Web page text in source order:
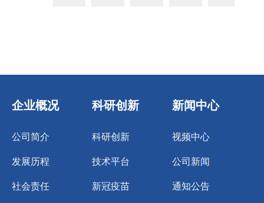
企业概况
公司简介
发展历程
社会责任
科研创新
科研创新
技术平台
新冠疫苗
新闻中心
视频中心
公司新闻
通知公告